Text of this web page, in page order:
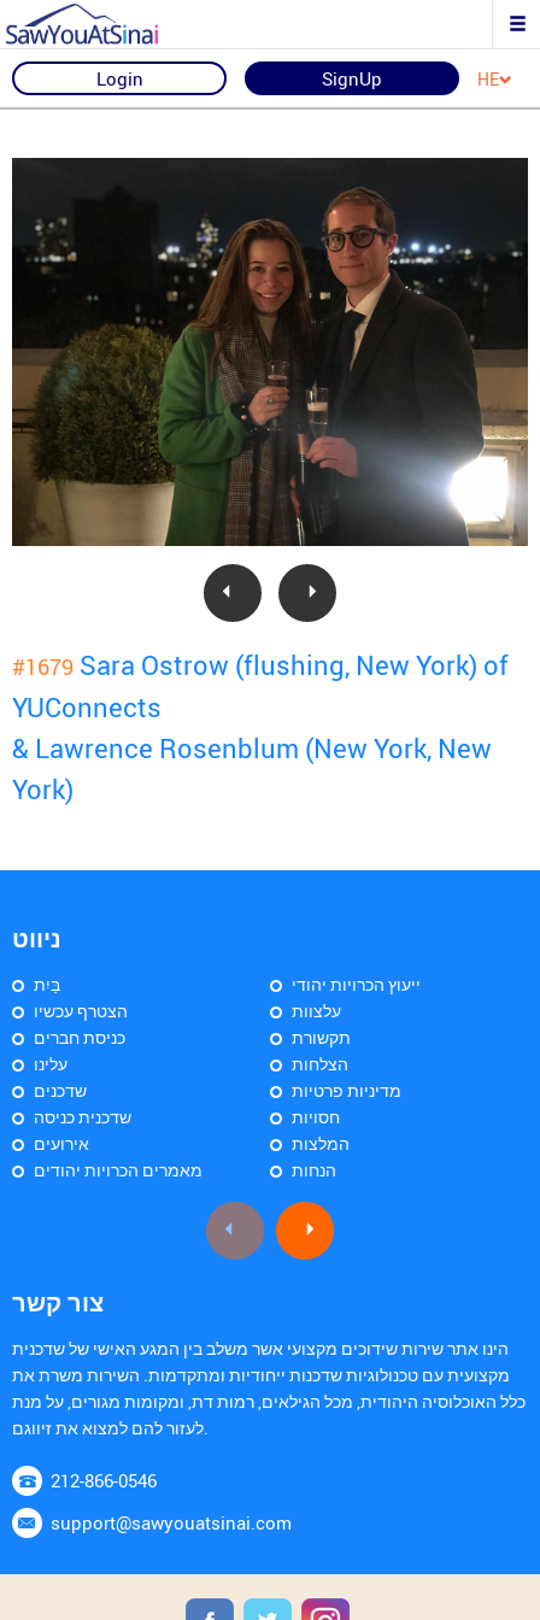
Login SignUp HE
#1679 Sara Ostrow (flushing, New York) of
YUConnects
& Lawrence Rosenblum (New York, New
York)
ניווט
בַּיִת
הצטרף עכשיו
כניסת חברים
עלינו
שדכנים
שדכנית כניסה
אירועים
מאמרים הכרויות יהודים
ייעוץ הכרויות יהודי
עלצוות
תקשורת
הצלחות
מדיניות פרטיות
חסויות
המלצות
הנחות
צור קשר
הינו אתר שירות שידוכים מקצועי אשר משלב בין המגע האישי של שדכנית
מקצועית עם טכנולוגיות שדכנות ייחודיות ומתקדמות. השירות משרת את
כלל האוכלוסיה היהודית, מכל הגילאים, רמות דת, ומקומות מגורים, על מנת
לעזור להם למצוא את זיווגם.
212-866-0546
support@sawyouatsinai.com